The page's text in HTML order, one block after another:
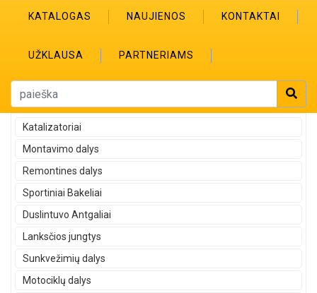
KATALOGAS NAUJIENOS KONTAKTAI
UŽKLAUSA PARTNERIAMS
Katalizatoriai
Montavimo dalys
Remontines dalys
Sportiniai Bakeliai
Duslintuvo Antgaliai
Lanksčios jungtys
Sunkvežimių dalys
Motociklų dalys